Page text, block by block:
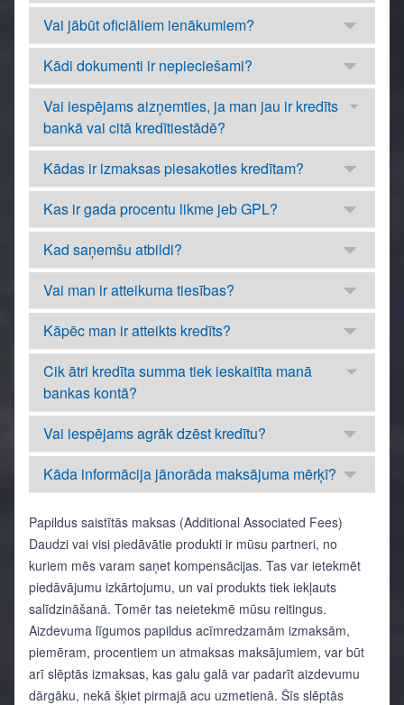
Vai jābūt oficiāliem ienākumiem?
Kādi dokumenti ir nepieciešami?
Vai iespējams aizņemties, ja man jau ir kredīts
bankā vai citā kredītiestādē?
Kādas ir izmaksas piesakoties kredītam?
Kas ir gada procentu likme jeb GPL?
Kad saņemšu atbildi?
Vai man ir atteikuma tiesības?
Kāpēc man ir atteikts kredīts?
Cik ātri kredīta summa tiek ieskaitīta manā
bankas kontā?
Vai iespējams agrāk dzēst kredītu?
Kāda informācija jānorāda maksājuma mērķī?
Papildus saistītās maksas (Additional Associated Fees)
Daudzi vai visi piedāvātie produkti ir mūsu partneri, no
kuriem mēs varam saņet kompensācijas. Tas var ietekmēt
piedāvājumu izkārtojumu, un vai produkts tiek iekļauts
salīdzināšanā. Tomēr tas neietekmē mūsu reitingus.
Aizdevuma līgumos papildus acīmredzamām izmaksām,
piemēram, procentiem un atmaksas maksājumiem, var būt
arī slēptās izmaksas, kas galu galā var padarīt aizdevumu
dārgāku, nekā šķiet pirmajā acu uzmetienā. Šīs slēptās